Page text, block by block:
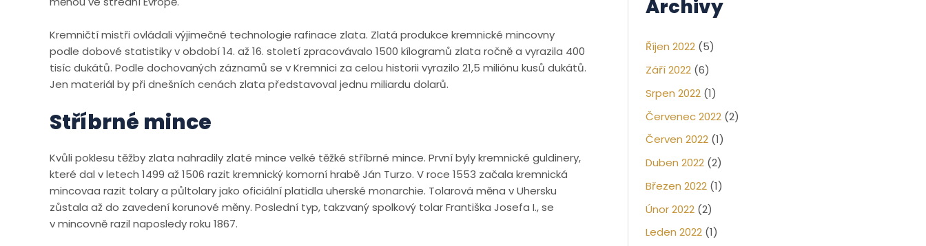
Kremničtí mistři ovládali výjimečné technologie rafinace zlata. Zlatá produkce kremnické mincovny
podle dobové statistiky v období 14. až 16. století zpracovávalo 1500 kílogramů zlata ročně a vyrazila 400
tisíc dukátů. Podle dochovaných záznamů se v Kremnici za celou historii vyrazilo 21,5 miliónu kusů dukátů.
Jen materiál by při dnešních cenách zlata představoval jednu miliardu dolarů.
Stříbrné mince
Kvůli poklesu těžby zlata nahradily zlaté mince velké těžké stříbrné mince. První byly kremnické guldinery,
které dal v letech 1499 až 1506 razit kremnický komorní hrabě Ján Turzo. V roce 1553 začala kremnická
mincovaa razit tolary a půltolary jako oficiální platidla uherské monarchie. Tolarová měna v Uhersku
zůstala až do zavedení korunové měny. Poslední typ, takzvaný spolkový tolar Františka Josefa I., se
v mincovně razil naposledy roku 1867.
Archivy
Říjen 2022 (5)
Září 2022 (6)
Srpen 2022 (1)
Červenec 2022 (2)
Červen 2022 (1)
Duben 2022 (2)
Březen 2022 (1)
Únor 2022 (2)
Leden 2022 (1)